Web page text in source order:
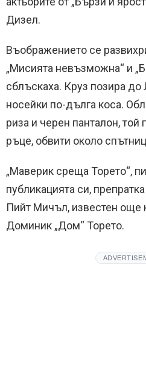
Дизел.
Въображението се
„Мисията невъзможна“ и
сблъскаха. Круз позира
носейки по-дълга коса.
риза и черен панталон,
ръце, обвити около
„Маверик среща Торето“,
публикацията си,
Пийт Мичъл, известен още
Доминик „Дом“ Торето.